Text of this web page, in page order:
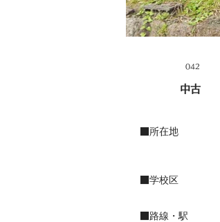
042
中古
■所在地
学校区
路線・駅